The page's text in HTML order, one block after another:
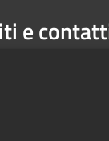
e
n. 1485 |